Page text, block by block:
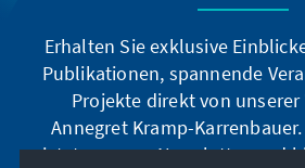
Erhalten Sie exklusive
Publikationen, spannende
Projekte direkt von unserer
Annegret Kramp-
jetzt unseren Newsletter und